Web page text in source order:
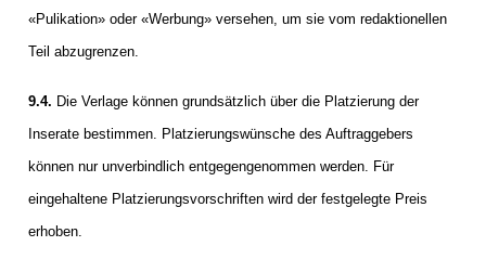
«Pulikation» oder «Werbung» versehen, um sie vom redaktionellen
Teil abzugrenzen.
9.4. Die Verlage können grundsätzlich über die Platzierung der
Inserate bestimmen. Platzierungswünsche des Auftraggebers
können nur unverbindlich entgegengenommen werden. Für
eingehaltene Platzierungsvorschriften wird der festgelegte Preis
erhoben.